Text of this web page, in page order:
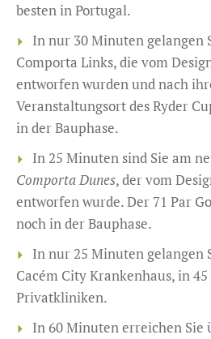
besten in Portugal.
In nur 30 Minuten gelangen
Comporta Links, die vom
entworfen wurden und nach
Veranstaltungsort des Ryder
in der Bauphase.
In 25 Minuten sind Sie am
Comporta Dunes, der vom
entworfen wurde. Der 71 Par
noch in der Bauphase.
In nur 25 Minuten gelangen
Cacém City Krankenhaus, in
Privatkliniken.
In 60 Minuten erreichen Sie